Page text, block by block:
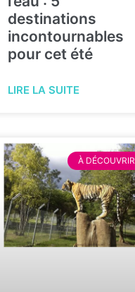
destinations
incontournables
pour cet été
LIRE LA SUITE
À DÉCOUVRIR